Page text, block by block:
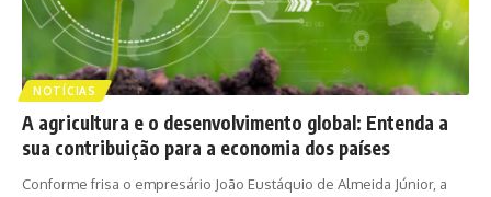
NOTÍCIAS
A agricultura e o desenvolvimento global: Entenda a
sua contribuição para a economia dos países
Conforme frisa o empresário João Eustáquio de Almeida Júnior, a